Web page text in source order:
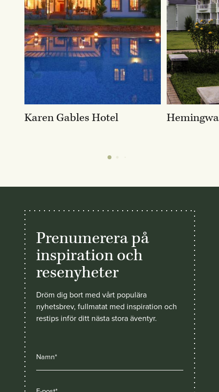
Karen Gables Hotel
Prenumerera på
inspiration och
resenyheter
Dröm dig bort med vårt populära
nyhetsbrev, fullmatat med inspiration och
restips inför ditt nästa stora äventyr.